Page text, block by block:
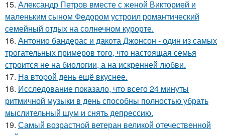
15. Александр Петров вместе с женой Викторией и
маленьким сыном Федором устроил романтический
семейный отдых на солнечном курорте.
16. Антонио бандерас и дакота Джонсон - один из самых
трогательных примеров того, что настоящая семья
строится не на биологии, а на искренней любви.
17. Ha втopoй день ещё вкуснее.
18. Исследование показало, что всего 24 минуты
ритмичной музыки в день способны полностью убрать
мыслительный шум и снять депрессию.
19. Самый возрастной ветеран великой отечественной